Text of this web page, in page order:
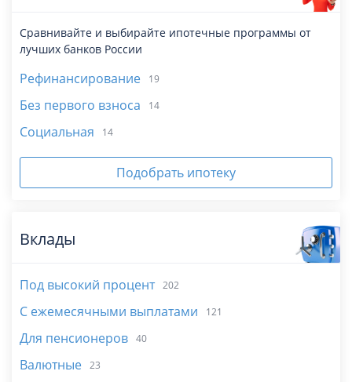
Сравнивайте и выбирайте ипотечные программы от
лучших банков России
Рефинансирование 19
Без первого взноса 14
Социальная 14
Подобрать ипотеку
Вклады
Под высокий процент 202
С ежемесячными выплатами 121
Для пенсионеров 40
Валютные 23